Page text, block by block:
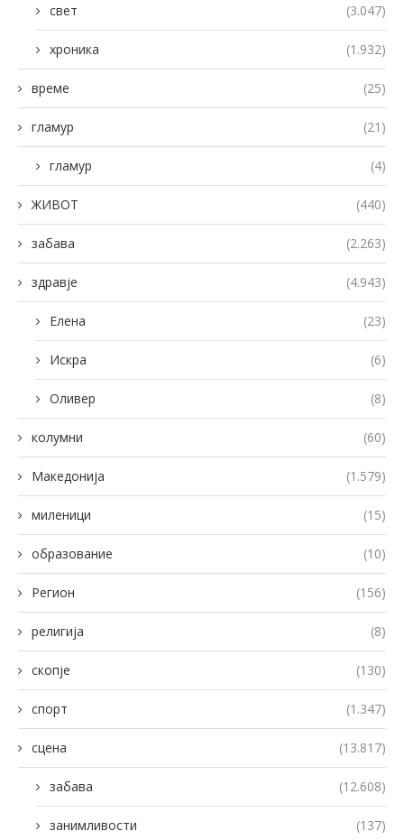
свет (3.047)
хроника (1.932)
време (25)
гламур (21)
гламур (4)
ЖИВОТ (440)
забава (2.263)
здравје (4.943)
Елена (23)
Искра (6)
Оливер (8)
колумни (60)
Македонија (1.579)
миленици (15)
образование (10)
Регион (156)
религија (8)
скопје (130)
спорт (1.347)
сцена (13.817)
забава (12.608)
занимливости (137)